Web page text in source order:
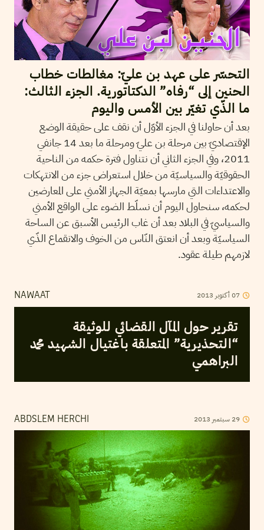
التحسّر على عهد بن عليّ: مغالطات خطاب
الحنين إلى “رفاه” الدكتاتورية. الجزء الثالث:
ما الذّي تغيّر بين الأمس واليوم
بعد أن حاولنا في الجزء الأوّل أن نقف على حقيقة الوضع
الإقتصاديّ بين مرحلة بن عليّ ومرحلة ما بعد 14 جانفي
2011، وفي الجزء الثاني أن نتناول فترة حكمه من الناحية
الحقوقيّة والسياسيّة من خلال استعراض جزء من الانتهكات
والاعتداءات التي مارسها بمعيّة الجهاز الأمني على المعارضين
لحكمه، سنحاول اليوم أن نسلّط الضوء على الواقع الأمني
والسياسيّ في البلاد بعد أن غاب الرئيس الأسبق عن الساحة
السياسيّة وبعد أن انعتق النّاس من الخوف والانقماع الذّي
لازمهم طيلة عقود.
NAWAAT 07أكتوبر 2013
تقرير حول المآل القضائي للوثيقة
“التحذيرية” المتعلقة باغتيال الشهيد محمد
البراهمي
ABDSLEM HERCHI 29 سبتمبر 2013